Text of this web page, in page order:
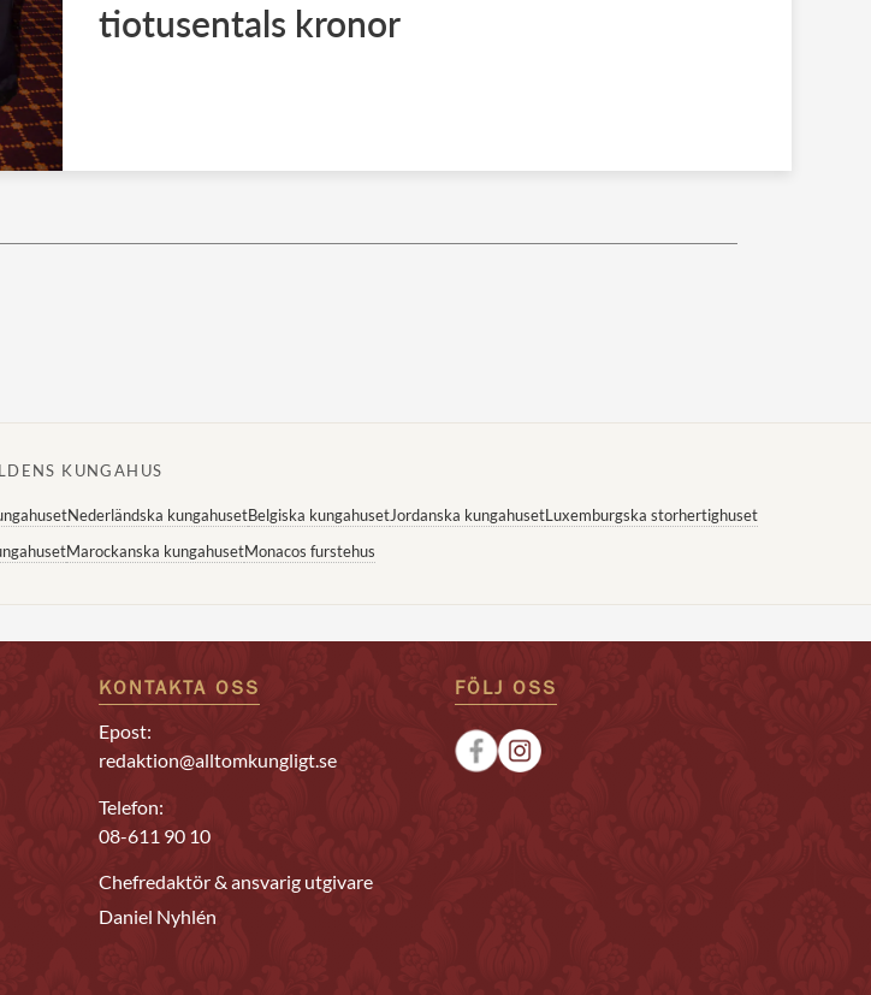
tiotusentals kronor
KUNGAHUS
Nederländska kungahusetBelgiska kungahusetJordanska kungahusetLuxemburgska storhertighuset
Marockanska kungahusetMonacos furstehus
KONTAKTA OSS
Epost:
redaktion@alltomkungligt.se
Telefon:
08-611 90 10
Chefredaktör & ansvarig utgivare
Daniel Nyhlén
FÖLJ OSS